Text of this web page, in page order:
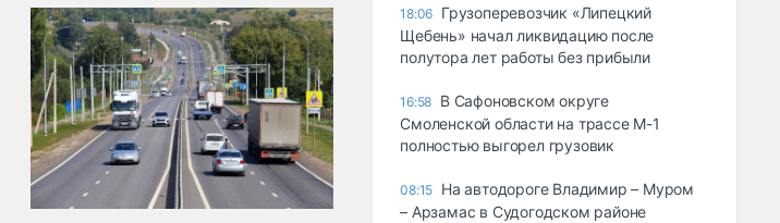
18:06 Грузоперевозчик «Липецкий
Щебень» начал ликвидацию после
полутора лет работы без прибыли
16:58 В Сафоновском округе
Смоленской области на трассе М-1
полностью выгорел грузовик
08:15 На автодороге Владимир – Муром
– Арзамас в Судогодском районе